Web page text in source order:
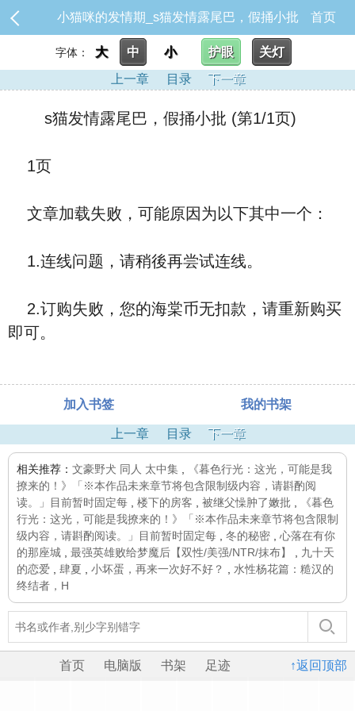
小猫咪的发情期_s猫发情露尾巴，假捅小批 首页
字体： 大 中 小 护眼
关灯
上一章
目录 下一章
s猫发情露尾巴，假捅小批 (第1/1页)
1页
文章加载失败，可能原因为以下其中一个：
1.连线问题，请稍後再尝试连线。
2.订购失败，您的海棠币无扣款，请重新购买
即可。
加入书签 我的书架
上一章 目录 下一章
相关推荐： 文豪野犬 同人 太中集
《暮色行光：这光，可能是我
撩来的！》「※本作品未来章节将包含限制级内容，请斟酌阅
读。」目前暂时固定每
楼下的房客 被继父懆肿了嫩批
《暮色
行光：这光，可能是我撩来的！》「※本作品未来章节将包含限制
级内容，请斟酌阅读。」目前暂时固定每
冬的秘密
心落在有你
的那座城
最强英雄败给梦魔后【双性/美强/NTR/抹布】
九十天
的恋爱
肆夏 小坏蛋，再来一次好不好？
水性杨花篇：糙汉的
终结者，H
↑返回顶部
首页 电脑版 书架 足迹